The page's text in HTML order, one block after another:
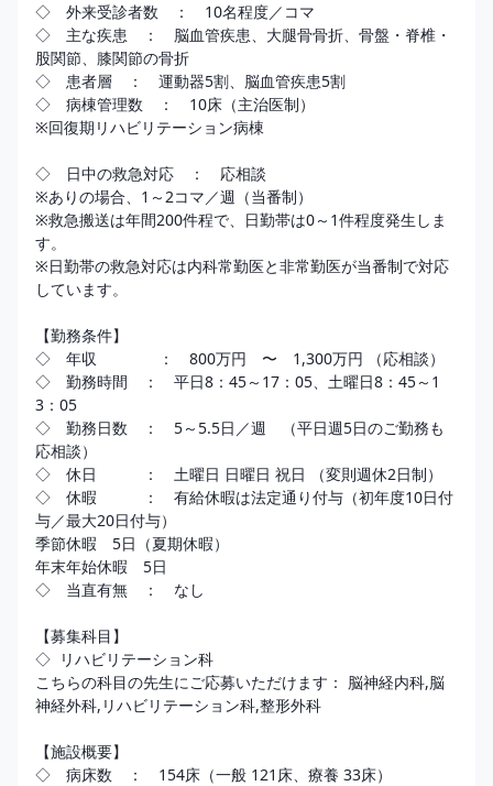
◇　外来受診者数　：　10名程度／コマ
◇　主な疾患　：　脳血管疾患、大腿骨骨折、骨盤・脊椎・
股関節、膝関節の骨折
◇　患者層　：　運動器5割、脳血管疾患5割
◇　病棟管理数　：　10床（主治医制）
※回復期リハビリテーション病棟
◇　日中の救急対応　：　応相談
※ありの場合、1～2コマ／週（当番制）
※救急搬送は年間200件程で、日勤帯は0～1件程度発生しま
す。
※日勤帯の救急対応は内科常勤医と非常勤医が当番制で対応
しています。
【勤務条件】
◇　年収　　　　：　800万円　〜　1,300万円 （応相談）
◇　勤務時間　：　平日8：45～17：05、土曜日8：45～1
3：05
◇　勤務日数　：　5～5.5日／週　（平日週5日のご勤務も
応相談）
◇　休日　　　：　土曜日 日曜日 祝日 （変則週休2日制）
◇　休暇　　　：　有給休暇は法定通り付与（初年度10日付
与／最大20日付与）
季節休暇　5日（夏期休暇）
年末年始休暇　5日
◇　当直有無　：　なし
【募集科目】
◇  リハビリテーション科
こちらの科目の先生にご応募いただけます： 脳神経内科,脳
神経外科,リハビリテーション科,整形外科
【施設概要】
◇　病床数　：　154床（一般 121床、療養 33床）